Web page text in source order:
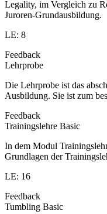
Legality, im Vergleich zu
Juroren-Grundausbildung.
LE: 8
Feedback
Lehrprobe
Die Lehrprobe ist das
Ausbildung. Sie ist zum
Feedback
Trainingslehre Basic
In dem Modul
Grundlagen der
LE: 16
Feedback
Tumbling Basic